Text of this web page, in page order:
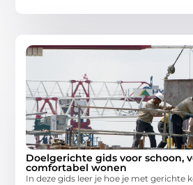
Doelgerichte gids voor schoon,
comfortabel wonen
In deze gids leer je hoe je met gerichte